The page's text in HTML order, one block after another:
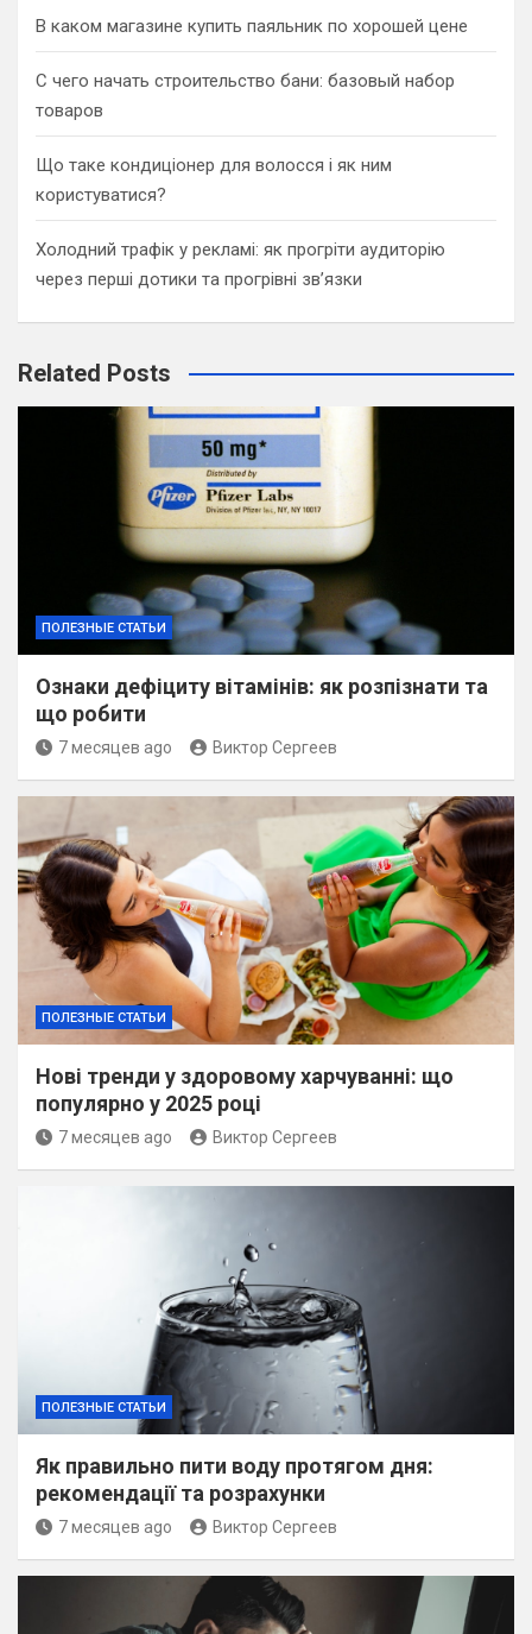
В каком магазине купить паяльник по хорошей цене
С чего начать строительство бани: базовый набор
товаров
Що таке кондиціонер для волосся і як ним
користуватися?
Холодний трафік у рекламі: як прогріти аудиторію
через перші дотики та прогрівні зв’язки
Related Posts
ПОЛЕЗНЫЕ СТАТЬИ
Ознаки дефіциту вітамінів: як розпізнати та
що робити
7 месяцев ago Виктор Сергеев
ПОЛЕЗНЫЕ СТАТЬИ
Нові тренди у здоровому харчуванні: що
популярно у 2025 році
7 месяцев ago Виктор Сергеев
ПОЛЕЗНЫЕ СТАТЬИ
Як правильно пити воду протягом дня:
рекомендації та розрахунки
7 месяцев ago Виктор Сергеев